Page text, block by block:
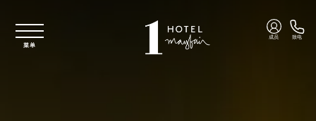
菜单
成员 致电